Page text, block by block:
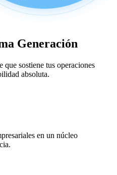
Generación
que sostiene tus operaciones
absoluta.
en un núcleo